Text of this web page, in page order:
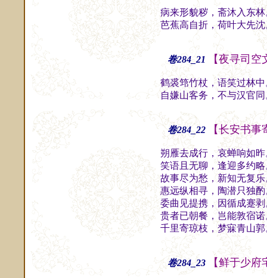
病来形貌秽，斋沐入东
芭蕉高自折，荷叶大先沈
卷284_21 【夜寻司
鹤裘筇竹杖，语笑过林
自嫌山客务，不与汉官同
卷284_22 【长安书
朔雁去成行，哀蝉响如
笑语且无聊，逢迎多约
故事尽为愁，新知无复
惠远纵相寻，陶潜只独
委曲见提携，因循成蹇
贵者已朝餐，岂能敦宿
千里寄琼枝，梦寐青山郭
卷284_23 【鲜于少